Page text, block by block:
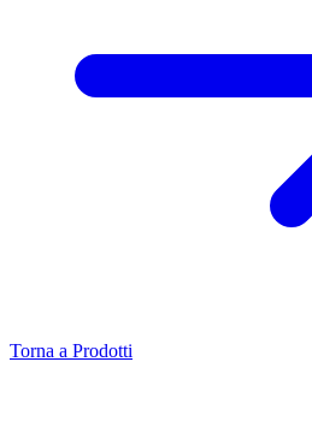
Torna a Prodotti